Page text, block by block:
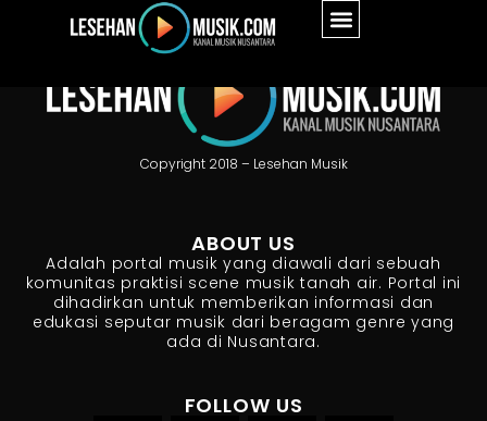
Copyright 2018 – Lesehan Musik
ABOUT US
Adalah portal musik yang diawali dari sebuah
komunitas praktisi scene musik tanah air. Portal ini
dihadirkan untuk memberikan informasi dan
edukasi seputar musik dari beragam genre yang
ada di Nusantara.
FOLLOW US